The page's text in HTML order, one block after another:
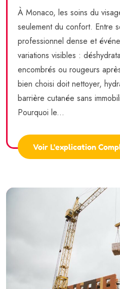
À Monaco, les soins du
seulement du confort. Entre
professionnel dense et
variations visibles :
encombrés ou rougeurs
bien choisi doit nettoyer,
barrière cutanée sans
Pourquoi le...
Voir L'explication